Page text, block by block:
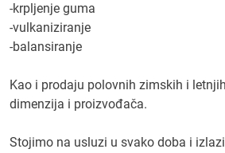
-krpljenje guma
-vulkaniziranje
-balansiranje
Kao i prodaju polovnih zimskih i
dimenzija i proizvođača.
Stojimo na usluzi u svako doba i